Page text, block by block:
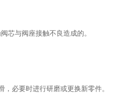
与阀座接触不良造成的。
必要时进行研磨或更换新零件。